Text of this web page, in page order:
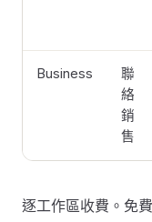
Business
聯
絡
銷
售
逐工作區收費。免